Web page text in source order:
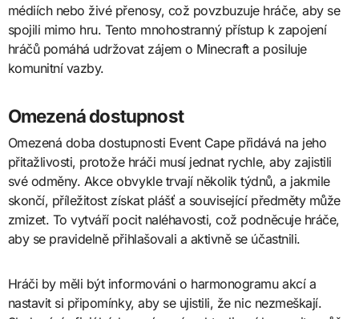
médiích nebo živé přenosy, což povzbuzuje hráče, aby se
spojili mimo hru. Tento mnohostranný přístup k zapojení
hráčů pomáhá udržovat zájem o Minecraft a posiluje
komunitní vazby.
Omezená dostupnost
Omezená doba dostupnosti Event Cape přidává na jeho
přitažlivosti, protože hráči musí jednat rychle, aby zajistili
své odměny. Akce obvykle trvají několik týdnů, a jakmile
skončí, příležitost získat plášť a související předměty může
zmizet. To vytváří pocit naléhavosti, což podněcuje hráče,
aby se pravidelně přihlašovali a aktivně se účastnili.
Hráči by měli být informováni o harmonogramu akcí a
nastavit si připomínky, aby se ujistili, že nic nezmeškají.